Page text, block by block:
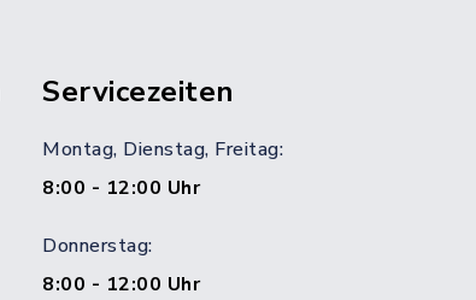
Servicezeiten
Montag, Dienstag, Freitag:
8:00 - 12:00 Uhr
Donnerstag:
8:00 - 12:00 Uhr